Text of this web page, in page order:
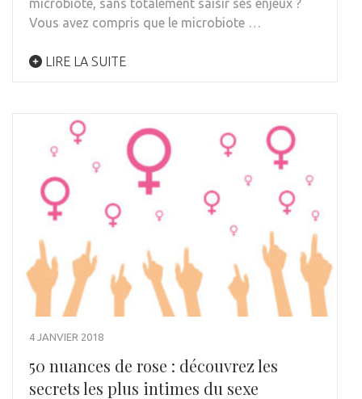
microbiote, sans totalement saisir ses enjeux ?
Vous avez compris que le microbiote …
LIRE LA SUITE
4 JANVIER 2018
50 nuances de rose : découvrez les
secrets les plus intimes du sexe